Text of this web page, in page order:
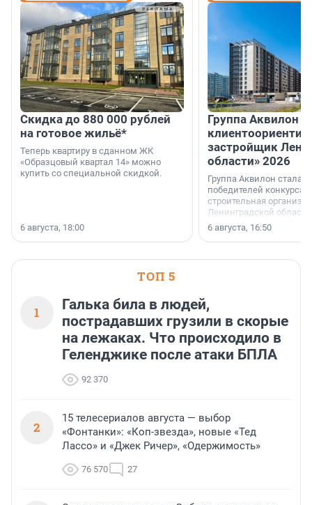
Скидка до 880 000 рублей
на готовое жильё*
Теперь квартиру в сданном ЖК
«Образцовый квартал 14» можно
купить со специальной скидкой.
6 августа, 18:00
Группа Аквилон
застройщик
области» 2026
Группа Аквилон стала
победителей конкурса
строительная
Ленинградской области
номинации «Самый
застройщик
6 августа, 16:50
ТОП 5
1
Галька била в людей,
пострадавших грузили в скорые
на лежаках. Что происходило в
Геленджике после атаки БПЛА
92 370
2
15 телесериалов августа — выбор
«Фонтанки»: «Коп-звезда», новые «Тед
Лассо» и «Джек Ричер», «Одержимость»
76 570 27